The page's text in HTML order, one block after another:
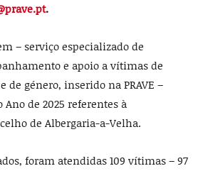
.
– serviço especializado de
e apoio a vítimas de
de género, inserido na PRAVE –
Ano de 2025 referentes à
de Albergaria-a-Velha.
foram atendidas 109 vítimas – 97